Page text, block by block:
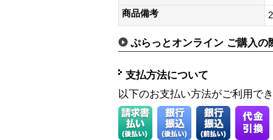
商品備考
ぷらっとオンライン ご購入の
支払方法について
以下のお支払い方法がご利用で